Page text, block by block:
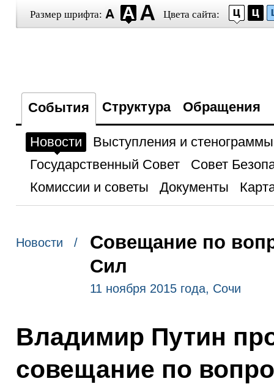
Размер шрифта: Цвета сайта:
События Структура Обращения
Новости
Выступления и стенограммы
Государственный Совет
Совет
Комиссии и советы
Документы
Новости /
Совещание по
Сил
11 ноября 2015 года, Сочи
Владимир Путин
совещание по